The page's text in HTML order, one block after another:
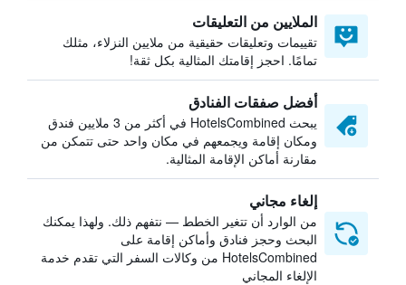
الملايين من التعليقات
تقييمات وتعليقات حقيقية من ملايين النزلاء، مثلك
تمامًا. احجز إقامتك المثالية بكل ثقة!
أفضل صفقات الفنادق
يبحث HotelsCombined في أكثر من 3 ملايين فندق
ومكان إقامة ويجمعهم في مكان واحد حتى تتمكن من
مقارنة أماكن الإقامة المثالية.
إلغاء مجاني
من الوارد أن تتغير الخطط — نتفهم ذلك. ولهذا يمكنك
البحث وحجز فنادق وأماكن إقامة على
HotelsCombined من وكالات السفر التي تقدم خدمة
الإلغاء المجاني